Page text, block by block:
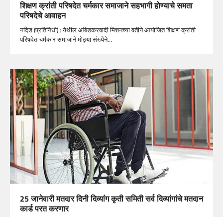
शिक्षण क्रांती परिषदेत चर्मकार समाजाने सहभागी होण्याचे समता
परिषदेचे आवाहन
नांदेड (प्रतिनिधी) : येथील आंबेडकरवादी मिशनच्या वतीने आयोजित शिक्षण क्रांती
परिषदेत चर्मकार समाजाने मोठ्या संख्येने…
25 जानेवारी मतदार दिनी दिव्यांग कृती समिती सर्व दिव्यांगांचे मतदान
कार्ड परत करणार